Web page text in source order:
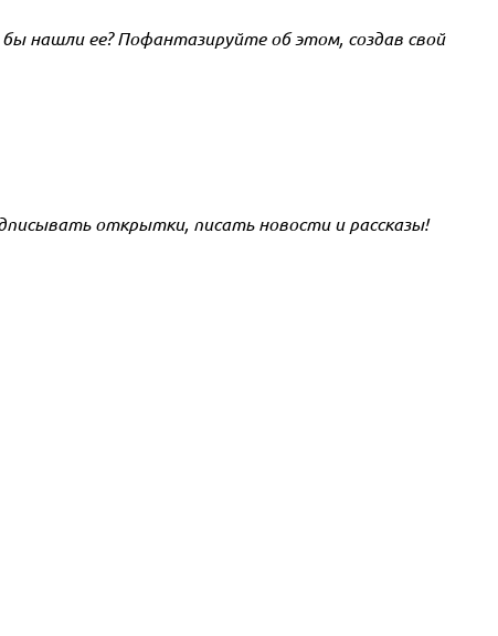
нашли ее? Пофантазируйте об этом, создав свой
открытки, писать новости и рассказы!